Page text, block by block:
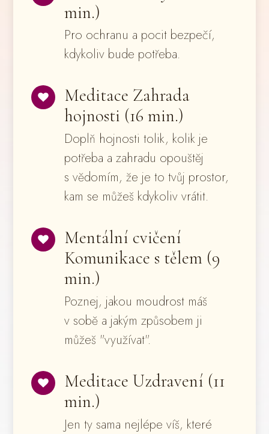
min.)
Pro ochranu a pocit bezpečí,
kdykoliv bude potřeba.
Meditace Zahrada
hojnosti (16 min.)
Doplň hojnosti tolik, kolik je
potřeba a zahradu opouštěj
s vědomím, že je to tvůj prostor,
kam se můžeš kdykoliv vrátit.
Mentální cvičení
Komunikace s tělem (9
min.)
Poznej, jakou moudrost máš
v sobě a jakým způsobem ji
můžeš "využívat".
Meditace Uzdravení (11
min.)
Jen ty sama nejlépe víš, které